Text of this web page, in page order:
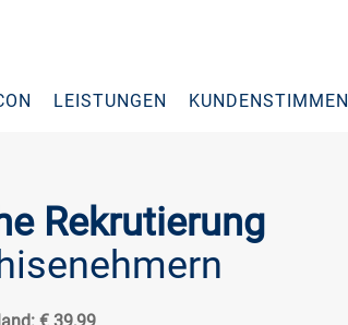
LEISTUNGEN KUNDENSTIMMEN
Rekrutierung